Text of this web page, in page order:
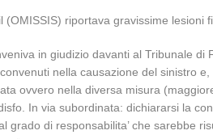
(OMISSIS) riportava gravissime lesioni
in giudizio davanti al Tribunale
nella causazione del sinistro
ovvero nella diversa misura
In via subordinata: dichiararsi la
grado di responsabilita’ che sarebbe